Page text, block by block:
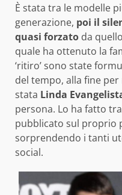
È stata tra le modelle
generazione, poi il
quasi forzato da
quale ha ottenuto la
‘ritiro’ sono state
del tempo, alla fine
stata Linda
persona. Lo ha fatto
pubblicato sul proprio
sorprendendo i tanti
social.